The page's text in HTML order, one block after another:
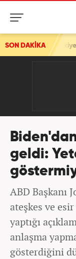
SON DAKİKA
Türkiye sürecinde
geldi:
ABD Başkanı
ateşkes ve
yaptığı
anlaşma
gösterdiğini